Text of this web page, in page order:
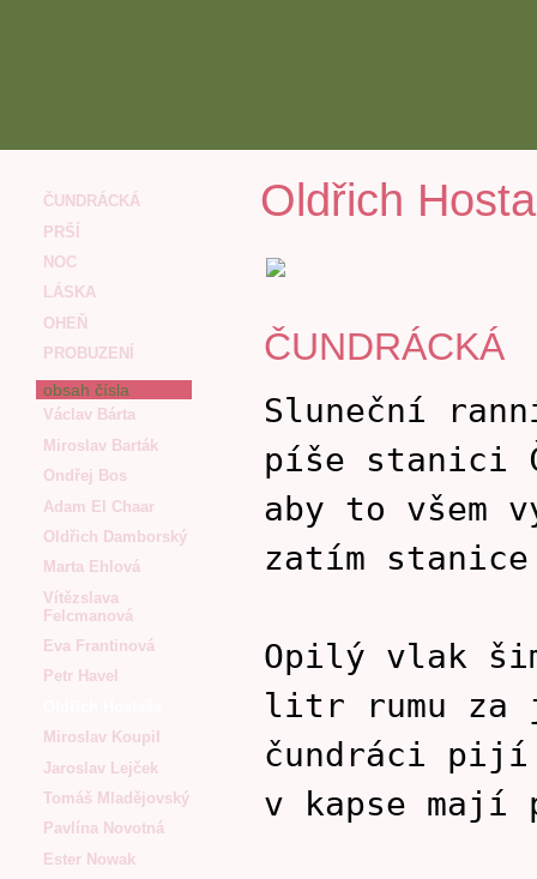
ČUNDRÁCKÁ
PRŠÍ
NOC
LÁSKA
OHEŇ
PROBUZENÍ
obsah čísla
Václav Bárta
Miroslav Barták
Ondřej Bos
Adam El Chaar
Oldřich Damborský
Marta Ehlová
Vítězslava
Felcmanová
Eva Frantinová
Petr Havel
Miroslav Koupil
Jaroslav Lejček
Tomáš Mladějovský
Pavlína Novotná
Ester Nowak
Oldřich
ČUNDRÁCKÁ
Sluneční
píše stanici
aby to všem
zatím stanice
Opilý vlak
litr rumu za
čundráci
v kapse mají